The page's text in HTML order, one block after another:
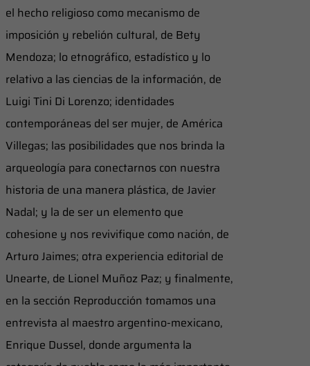
el hecho religioso como mecanismo de
imposición y rebelión cultural, de Bety
Mendoza; lo etnográfico, estadístico y lo
relativo a las ciencias de la información, de
Luigi Tini Di Lorenzo; identidades
contemporáneas del ser mujer, de América
Villegas; las posibilidades que nos brinda la
arqueología para conectarnos con nuestra
historia de una manera plástica, de Javier
Nadal; y la de ser un elemento que
cohesione y nos revivifique como nación, de
Arturo Jaimes; otra experiencia editorial de
Unearte, de Lionel Muñoz Paz; y finalmente,
en la sección Reproducción tomamos una
entrevista al maestro argentino-mexicano,
Enrique Dussel, donde argumenta la